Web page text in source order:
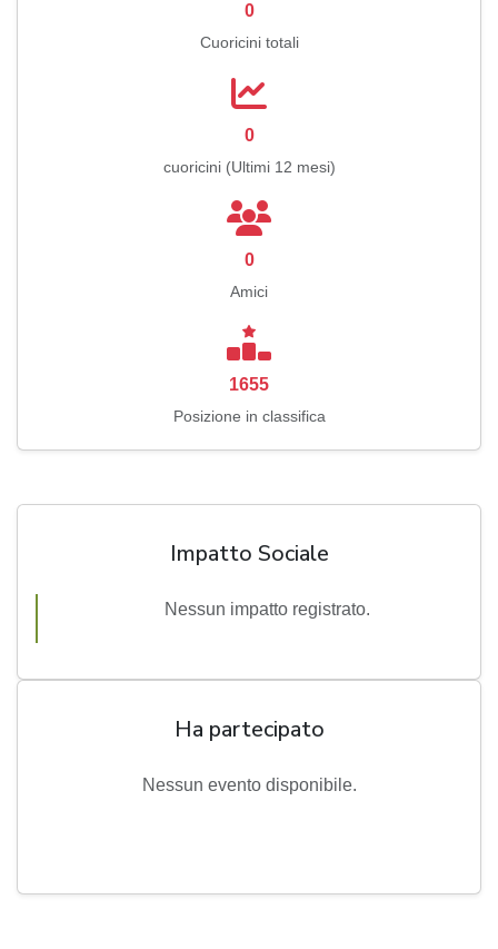
0
Cuoricini totali
0
cuoricini (Ultimi 12 mesi)
0
Amici
1655
Posizione in classifica
Impatto Sociale
Nessun impatto registrato.
Ha partecipato
Nessun evento disponibile.